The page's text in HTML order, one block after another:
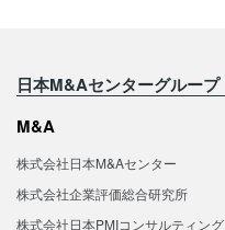
日本M&Aセンターグループ
M&A
株式会社日本M&Aセンター
株式会社企業評価総合研究所
株式会社日本PMIコンサルティング